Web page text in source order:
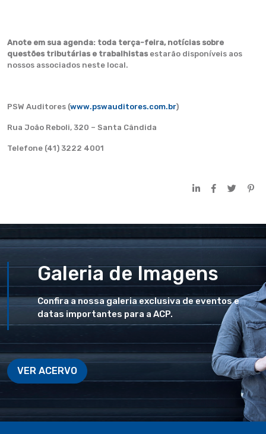
Anote em sua agenda: toda terça-feira, notícias sobre
questões tributárias e trabalhistasestarão disponíveis aos
nossos associados neste local.
PSW Auditores (www.pswauditores.com.br)
Rua João Reboli, 320 – Santa Cândida
Telefone (41) 3222 4001
Galeria de Imagens
Confira a nossa galeria exclusiva de eventos e
datas importantes para a ACP.
VER ACERVO